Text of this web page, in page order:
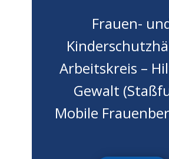
Frauen-
Arbeitskreis –
Gewalt
Mobile